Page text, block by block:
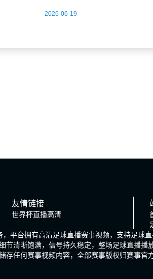
2026-06-19
友情链接
世界杯直播高清
平台拥有高清足球直播赛事视频，支持足球
节清晰饱满，信号持久稳定，整场足球直播
存任何赛事视频内容，全部赛事版权归赛事官